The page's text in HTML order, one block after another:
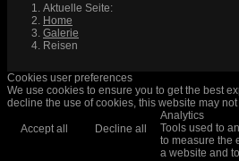
Aktuelle Seite:
Home
Galerie
Reisen
Cookies user preferences
We use cookies to ensure you to get the best
decline the use of cookies, this website may not
Accept all Decline all
Analytics
Tools used to
to measure the
a website and